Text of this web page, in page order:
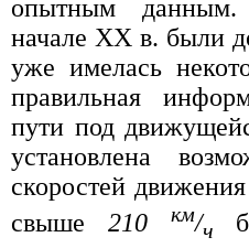
опытным
начале XX в. были
уже имелась
правильная
пути под
установлена
скоростей
свыше 210 км/ч